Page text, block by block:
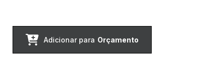
Adicionar para Orçamento